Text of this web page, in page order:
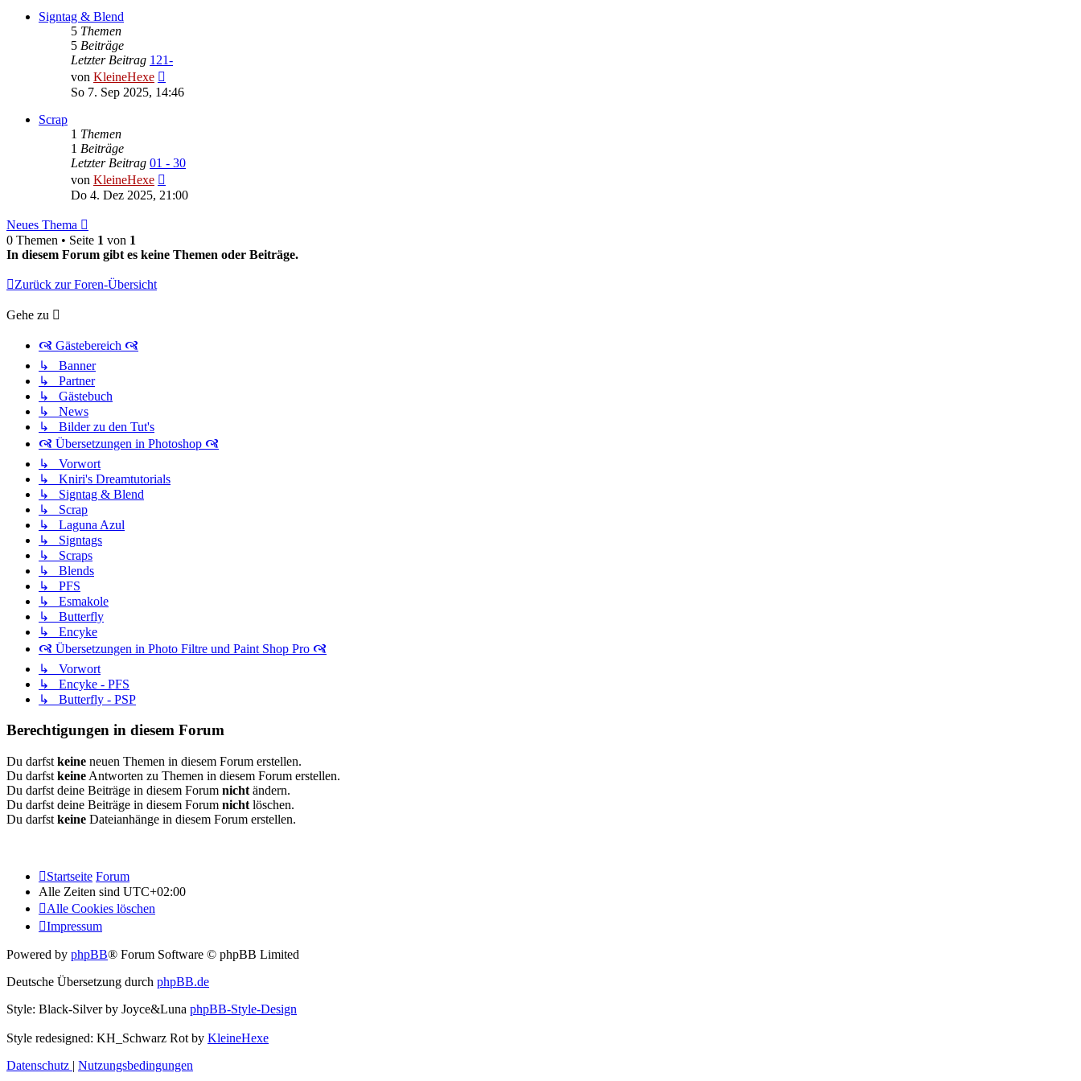
Signtag & Blend
5 Themen
5 Beiträge
Letzter Beitrag 121-
von KleineHexe
Beitrag
So 7. Sep 2025, 14:46
Scrap
1 Themen
1 Beiträge
Letzter Beitrag 01 - 30
von KleineHexe
Beitrag
Do 4. Dez 2025, 21:00
Neues Thema
0 Themen • Seite 1 von 1
In diesem Forum gibt es keine Themen oder Beiträge.
Zurück zur Foren-Übersicht
Gehe zu
🙧 Gästebereich 🙧
↳ Banner
↳ Partner
↳ Gästebuch
↳ News
↳ Bilder zu den Tut's
🙧 Übersetzungen in Photoshop 🙧
↳ Vorwort
↳ Kniri's Dreamtutorials
↳ Signtag & Blend
↳ Scrap
↳ Laguna Azul
↳ Signtags
↳ Scraps
↳ Blends
↳ PFS
↳ Esmakole
↳ Butterfly
↳ Encyke
🙧 Übersetzungen in Photo Filtre und Paint Shop Pro 🙧
↳ Vorwort
↳ Encyke - PFS
↳ Butterfly - PSP
Berechtigungen in diesem Forum
Du darfst keine neuen Themen in diesem Forum erstellen.
Du darfst keine Antworten zu Themen in diesem Forum erstellen.
Du darfst deine Beiträge in diesem Forum nicht ändern.
Du darfst deine Beiträge in diesem Forum nicht löschen.
Du darfst keine Dateianhänge in diesem Forum erstellen.
Startseite Forum
Alle Zeiten sind UTC+02:00
Alle Cookies löschen
Impressum
Powered by phpBB® Forum Software © phpBB Limited
Deutsche Übersetzung durch phpBB.de
Style: Black-Silver by Joyce&Luna phpBB-Style-Design
Style redesigned: KH_Schwarz Rot by KleineHexe
Datenschutz | Nutzungsbedingungen